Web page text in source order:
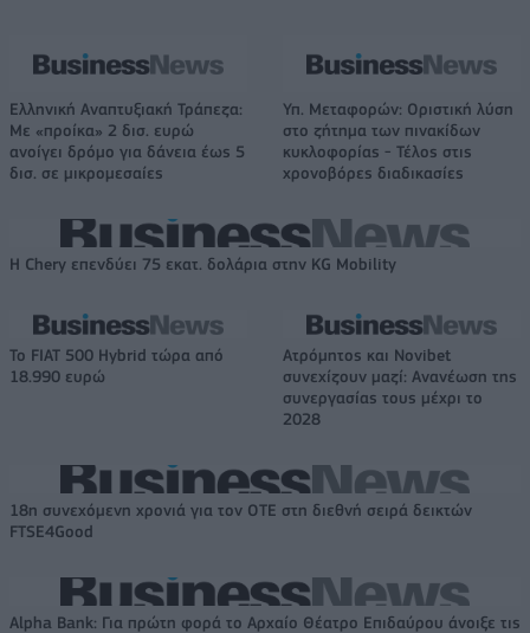
Ελληνική Αναπτυξιακή Τράπεζα:
Με «προίκα» 2 δισ. ευρώ
ανοίγει δρόμο για δάνεια έως 5
δισ. σε μικρομεσαίες
Υπ. Μεταφορών: Οριστική λύση
στο ζήτημα των πινακίδων
κυκλοφορίας - Τέλος στις
χρονοβόρες διαδικασίες
Η Chery επενδύει 75 εκατ. δολάρια στην KG Mobility
Το FIAT 500 Hybrid τώρα από
18.990 ευρώ
Ατρόμητος και Novibet
συνεχίζουν μαζί: Ανανέωση της
συνεργασίας τους μέχρι το
2028
18η συνεχόμενη χρονιά για τον ΟΤΕ στη διεθνή σειρά δεικτών
FTSE4Good
Alpha Bank: Για πρώτη φορά το Αρχαίο Θέατρο Επιδαύρου άνοιξε τις